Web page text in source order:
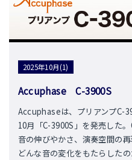
2025年10月(1)
Accuphase C-3900S
Accuphaseは、プリアンプC-
10月「C-3900S」を発売した
音の伸びやかさ、演奏空間の
どんな音の変化をもたらした